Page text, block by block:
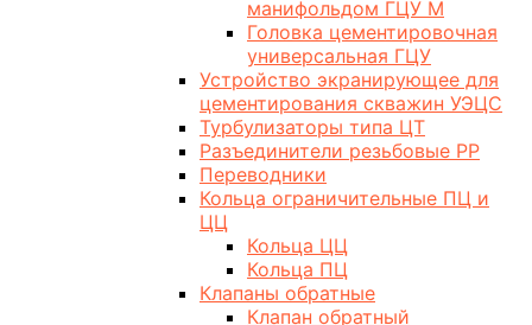
манифольдом ГЦУ М
Головка цементировочная
универсальная ГЦУ
Устройство экранирующее для
цементирования скважин УЭЦС
Турбулизаторы типа ЦТ
Разъединители резьбовые РР
Переводники
Кольца ограничительные ПЦ и
ЦЦ
Кольца ЦЦ
Кольца ПЦ
Клапаны обратные
Клапан обратный